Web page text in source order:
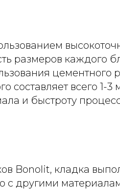
размеров каждого
цементного
составляет всего 1-3
и быстроту
Bonolit, кладка
с другими